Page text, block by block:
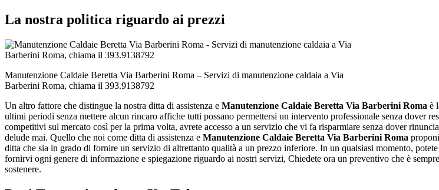
La nostra politica riguardo ai prezzi
Manutenzione Caldaie Beretta Via Barberini Roma – Servizi di manutenzione caldaia a Via
Barberini Roma, chiama il 393.9138792
Un altro fattore che distingue la nostra ditta di assistenza e Manutenzione Caldaie Beretta Via Barberini Roma è
ultimi periodi senza mettere alcun rincaro affiche tutti possano permettersi un intervento professionale senza dover
competitivi sul mercato così per la prima volta, avrete accesso a un servizio che vi fa risparmiare senza dover
delude mai. Quello che noi come ditta di assistenza e Manutenzione Caldaie Beretta Via Barberini Roma
ditta che sia in grado di fornire un servizio di altrettanto qualità a un prezzo inferiore. In un qualsiasi momento,
fornirvi ogni genere di informazione e spiegazione riguardo ai nostri servizi, Chiedete ora un preventivo che è
sostenere.